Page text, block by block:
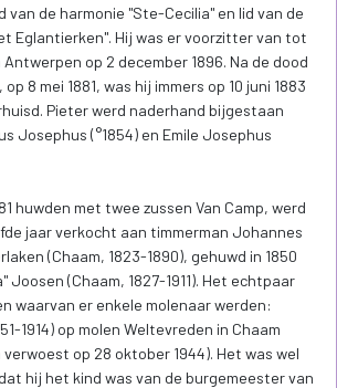
van de harmonie "Ste-Cecilia" en lid van de
Eglantierken". Hij was er voorzitter van tot
op 2 december 1896. Na de dood
8 mei 1881, was hij immers op 10 juni 1883
Pieter werd naderhand bijgestaan
Josephus (°1854) en Emile Josephus
huwden met twee zussen Van Camp, werd
jaar verkocht aan timmerman Johannes
(Chaam, 1823-1890), gehuwd in 1850
Joosen (Chaam, 1827-1911). Het echtpaar
waarvan er enkele molenaar werden:
1914) op molen Weltevreden in Chaam
verwoest op 28 oktober 1944). Het was wel
hij het kind was van de burgemeester van